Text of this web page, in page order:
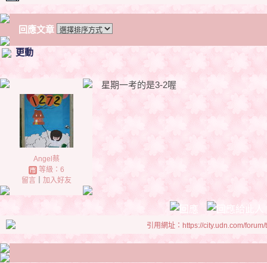
回應文章
更動
Angel蔡
等級：6
留言｜ 加入好友
星期一考的是3-2喔
引用網址：https://city.udn.com/